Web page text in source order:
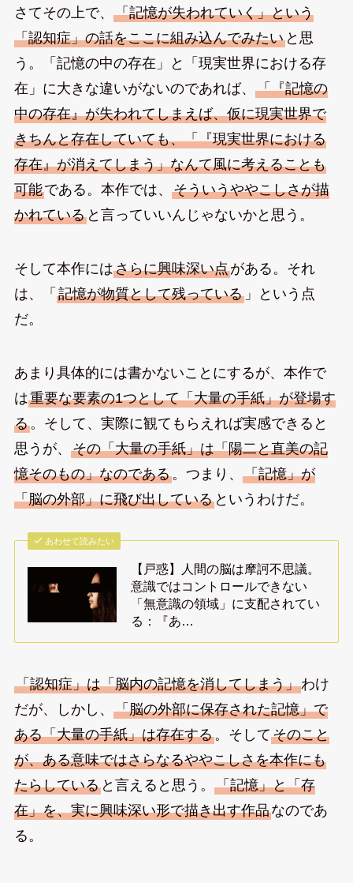
さてその上で、 「記憶が失われていく」という
「認知症」の話をここに組み込んでみたいと思
う。「記憶の中の存在」と「現実世界における存
在」に大きな違いがないのであれば、 「『記憶の
中の存在』が失われてしまえば、仮に現実世界で
きちんと存在していても、「『現実世界における
存在』が消えてしまう」なんて風に考えることも
可能である。本作では、 そういうややこしさが描
かれていると言っていいんじゃないかと思う。
そして本作にはさらに興味深い点がある。それ
は、「 記憶が物質として残っている」という点
だ。
あまり具体的には書かないことにするが、本作で
は重要な要素の1つとして「大量の手紙」が登場す
る。そして、実際に観てもらえれば実感できると
思うが、 その「大量の手紙」は「陽二と直美の記
憶そのもの」なのである。つまり、 「記憶」が
「脳の外部」に飛び出しているというわけだ。
あわせて読みたい
【戸惑】人間の脳は摩訶不思議。
意識ではコントロールできない
「無意識の領域」に支配されてい
る：『あ…
「認知症」は「脳内の記憶を消してしまう」わけ
だが、しかし、 「脳の外部に保存された記憶」で
ある「大量の手紙」は存在する。そしてそのこと
が、ある意味ではさらなるややこしさを本作にも
たらしていると言えると思う。 「記憶」と「存
在」を、実に興味深い形で描き出す作品なのであ
る。